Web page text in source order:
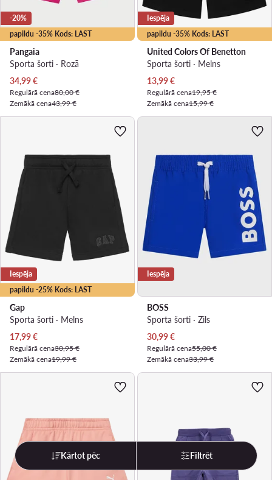
papildu -35% Kods: LAST
-20%
Pangaia
Sporta šorti · Rozā
Pašreizējā cena
34,99€
Regulārā cena80,00 €
Zemākā cena43,99 €
papildu -35% Kods: LAST
Iespēja
United Colors Of Benetton
Sporta šorti · Melns
Pašreizējā cena
13,99€
Regulārā cena19,95 €
Zemākā cena15,99 €
papildu -25% Kods: LAST
Iespēja
Gap
Sporta šorti · Melns
Pašreizējā cena
17,99€
Regulārā cena30,95 €
Zemākā cena19,99 €
Iespēja
BOSS
Sporta šorti · Zils
Pašreizējā cena
30,99€
Regulārā cena55,00 €
Zemākā cena33,99 €
Kārtot pēc Filtrēt